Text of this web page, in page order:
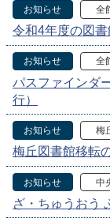
お知らせ 全
令和4年度の図
お知らせ 全
パスファインダ
行）
お知らせ 梅
梅丘図書館移転
お知らせ 中
ざ・ちゅうおう